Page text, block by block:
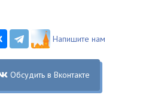
Напишите нам
Обсудить в Вконтакте